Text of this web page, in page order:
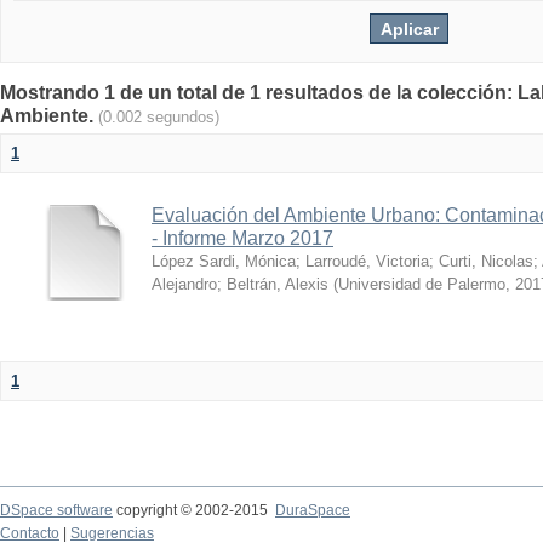
Mostrando 1 de un total de 1 resultados de la colección:
Ambiente. (0.002 segundos)
1
Evaluación del Ambiente Urbano:
- Informe Marzo 2017
López Sardi, Mónica; Larroudé, Victoria; Curti, Nicolas;
Alejandro; Beltrán, Alexis (Universidad de Palermo,
1
DSpace software copyright © 2002-2015
DuraSpace
Contacto
Sugerencias